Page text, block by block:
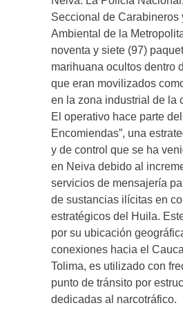
Seccional de Carabineros
Ambiental de la
noventa y siete (97)
marihuana ocultos dentro
que eran movilizados
en la zona industrial de la
El operativo hace parte del
Encomiendas”, una
y de control que se ha
en Neiva debido al
servicios de mensajería
de sustancias ilícitas en
estratégicos del Huila.
por su ubicación
conexiones hacia el
Tolima, es utilizado con
punto de tránsito por
dedicadas al narcotráfico.